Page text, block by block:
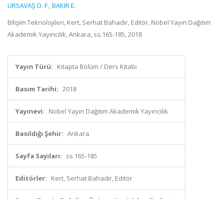
URSAVAŞ Ö. F.,BAKIR E.
Bilişim Teknolojileri, Kert, Serhat Bahadır, Editör, Nobel Yayın Dağıtım
Akademik Yayıncılık, Ankara, ss.165-185, 2018
Yayın Türü: Kitapta Bölüm / Ders Kitabı
Basım Tarihi: 2018
Yayınevi: Nobel Yayın Dağıtım Akademik Yayıncılık
Basıldığı Şehir: Ankara
Sayfa Sayıları: ss.165-185
Editörler: Kert, Serhat Bahadır, Editör